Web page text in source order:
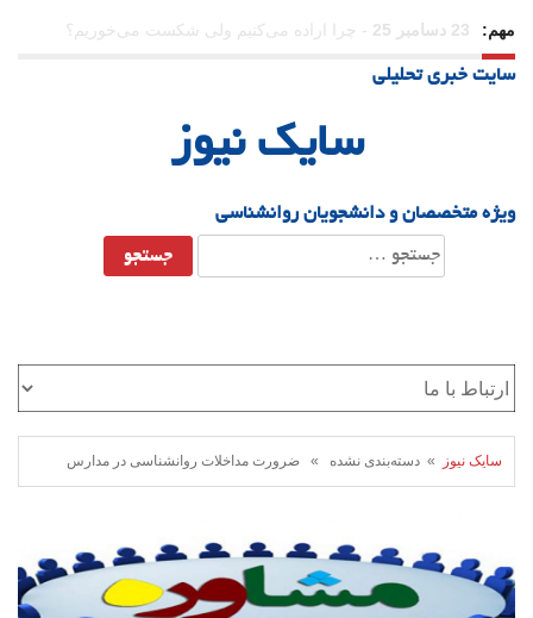
مهم: 21 دسامبر 25 - یلدا؛ نماد تاب‌آوری اجتماعی در روزگار دشوار
سایت خبری تحلیلی
سایک نیوز
ویژه متخصصان و دانشجویان روانشناسی
جستجو
برای:
سایک نیوز » دسته‌بندی نشده » ضرورت مداخلات روانشناسی در مدارس